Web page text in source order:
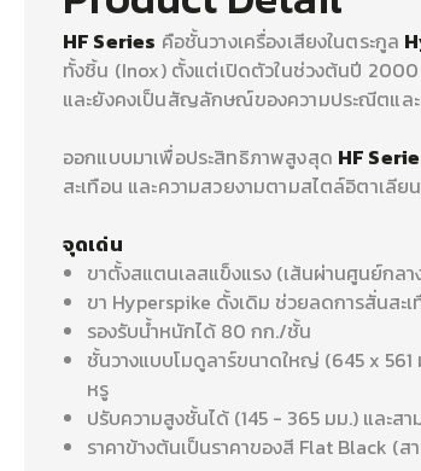
HF Series คือชั้นวางเครื่องเสียงในตระกูล
ทั้งชิ้น (Inox) ตั้งแต่เปิดตัวในช่วงต้นปี 2000
และยังคงเป็นสัญลักษณ์ของความประณีตแล
ออกแบบมาเพื่อประสิทธิภาพสูงสุด HF
สะเทือน และความสวยงามตามสไตล์อิตาเลียน
จุดเด่น
ขาตั้งสแตนเลสแข็งแรง (เส้นผ่านศูนย์กล
ขา Hyperspike ดั้งเดิม ช่วยลดการสั่นสะ
รองรับน้ำหนักได้ 80 กก./ชั้น
ชั้นวางแบบโมดูลาร์ขนาดใหญ่ (645 x
หรู
ปรับความสูงชั้นได้ (145 - 365 มม.) และส
ราคาข้างต้นเป็นราคาของสี Flat Black (